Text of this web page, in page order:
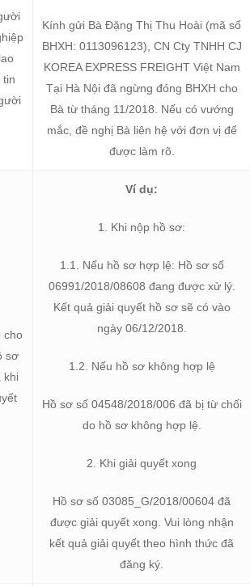
tin
Kính gửi Bà Đặng Thị Thu Hoài (mã số
BHXH: 0113096123), CN Cty TNHH CJ
KOREA EXPRESS FREIGHT Việt Nam
Tại Hà Nội đã ngừng đóng BHXH cho
Bà từ tháng 11/2018. Nếu có vướng
mắc, đề nghị Bà liên hệ với đơn vị để
được làm rõ.
cho
sơ
khi
Ví dụ:
1. Khi nộp hồ sơ:
1.1. Nếu hồ sơ hợp lệ: Hồ sơ số
06991/2018/08608 đang được xử lý.
Kết quả giải quyết hồ sơ sẽ có vào
ngày 06/12/2018.
1.2. Nếu hồ sơ không hợp lệ
Hồ sơ số 04548/2018/006 đã bị từ chối
do hồ sơ không hợp lệ.
2. Khi giải quyết xong
Hồ sơ số 03085_G/2018/00604 đã
được giải quyết xong. Vui lòng nhận
kết quả giải quyết theo hình thức đã
đăng ký.